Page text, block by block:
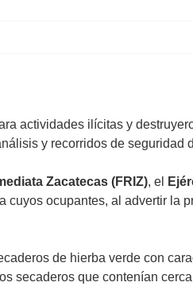
actividades ilícitas y
y recorridos de seguridad
Zacatecas (FRIZ), el
cuyos ocupantes, al advertir la
de hierba verde con
secaderos que contenían